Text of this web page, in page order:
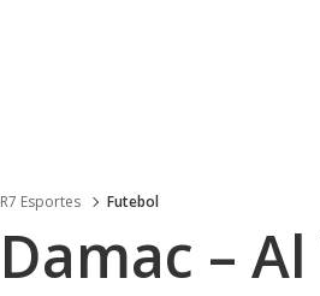
R7 Esportes Futebol
Damac –